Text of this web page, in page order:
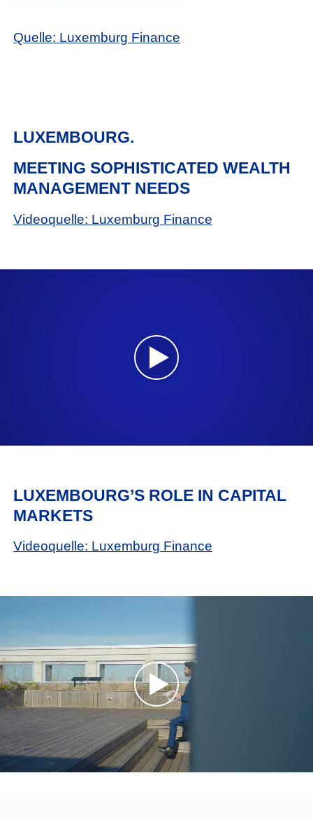
Quelle: Luxemburg Finance
LUXEMBOURG.
MEETING SOPHISTICATED WEALTH
MANAGEMENT NEEDS
Videoquelle: Luxemburg Finance
LUXEMBOURG’S ROLE IN CAPITAL
MARKETS
Videoquelle: Luxemburg Finance